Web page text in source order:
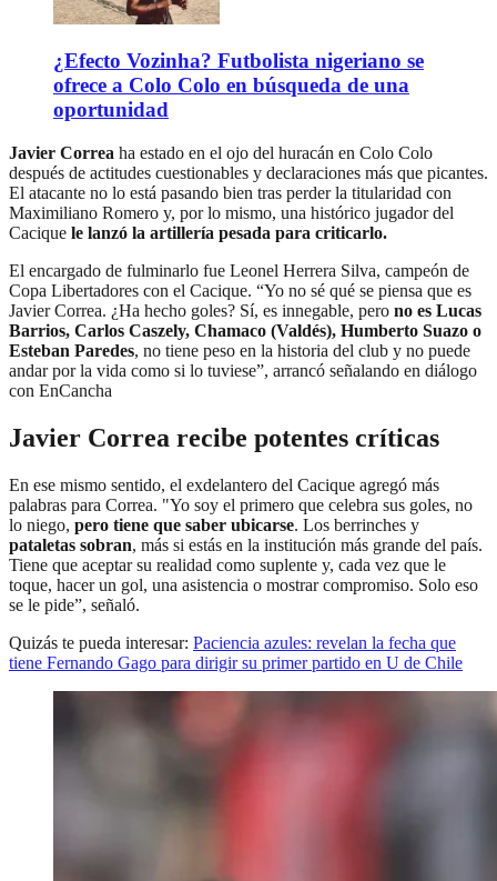
¿Efecto Vozinha? Futbolista nigeriano se
ofrece a Colo Colo en búsqueda de una
oportunidad
Javier Correa ha estado en el ojo del huracán en Colo Colo
después de actitudes cuestionables y declaraciones más que picantes.
El atacante no lo está pasando bien tras perder la titularidad con
Maximiliano Romero y, por lo mismo, una histórico jugador del
Cacique le lanzó la artillería pesada para criticarlo.
El encargado de fulminarlo fue Leonel Herrera Silva, campeón de
Copa Libertadores con el Cacique. “Yo no sé qué se piensa que es
Javier Correa. ¿Ha hecho goles? Sí, es innegable, pero no es Lucas
Barrios, Carlos Caszely, Chamaco (Valdés), Humberto Suazo o
Esteban Paredes, no tiene peso en la historia del club y no puede
andar por la vida como si lo tuviese”, arrancó señalando en diálogo
con EnCancha
Javier Correa recibe potentes críticas
En ese mismo sentido, el exdelantero del Cacique agregó más
palabras para Correa. "Yo soy el primero que celebra sus goles, no
lo niego, pero tiene que saber ubicarse. Los berrinches y
pataletas sobran, más si estás en la institución más grande del país.
Tiene que aceptar su realidad como suplente y, cada vez que le
toque, hacer un gol, una asistencia o mostrar compromiso. Solo eso
se le pide”, señaló.
Quizás te pueda interesar: Paciencia azules: revelan la fecha que
tiene Fernando Gago para dirigir su primer partido en U de Chile